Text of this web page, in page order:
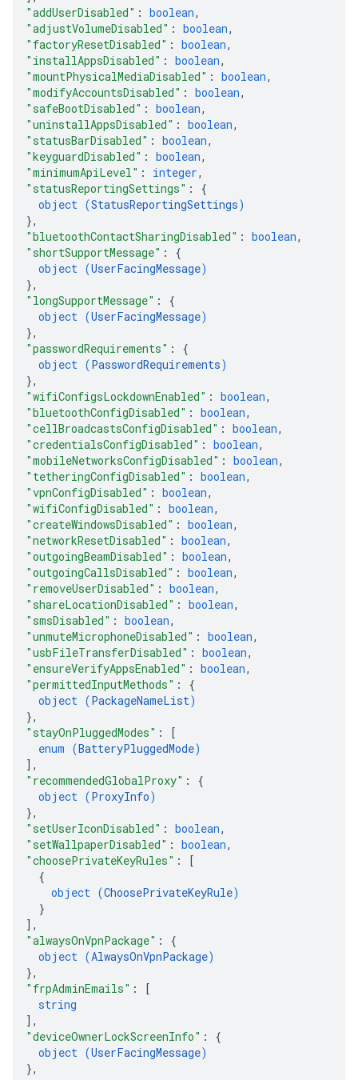
"addUserDisabled" : boolean,
"adjustVolumeDisabled" : boolean,
"factoryResetDisabled" : boolean,
"installAppsDisabled" : boolean,
"mountPhysicalMediaDisabled" : boolean,
"modifyAccountsDisabled" : boolean,
"safeBootDisabled" : boolean,
"uninstallAppsDisabled" : boolean,
"statusBarDisabled" : boolean,
"keyguardDisabled" : boolean,
"minimumApiLevel" : integer,
"statusReportingSettings" : {
object (StatusReportingSettings)
},
"bluetoothContactSharingDisabled" : boolean,
"shortSupportMessage" : {
object (UserFacingMessage)
},
"longSupportMessage" : {
object (UserFacingMessage)
},
"passwordRequirements" : {
object (PasswordRequirements)
},
"wifiConfigsLockdownEnabled" : boolean,
"bluetoothConfigDisabled" : boolean,
"cellBroadcastsConfigDisabled" : boolean,
"credentialsConfigDisabled" : boolean,
"mobileNetworksConfigDisabled" : boolean,
"tetheringConfigDisabled" : boolean,
"vpnConfigDisabled" : boolean,
"wifiConfigDisabled" : boolean,
"createWindowsDisabled" : boolean,
"networkResetDisabled" : boolean,
"outgoingBeamDisabled" : boolean,
"outgoingCallsDisabled" : boolean,
"removeUserDisabled" : boolean,
"shareLocationDisabled" : boolean,
"smsDisabled" : boolean,
"unmuteMicrophoneDisabled" : boolean,
"usbFileTransferDisabled" : boolean,
"ensureVerifyAppsEnabled" : boolean,
"permittedInputMethods" : {
object (PackageNameList)
},
"stayOnPluggedModes" :
[
enum (BatteryPluggedMode)
] ,
"recommendedGlobalProxy" : {
object (ProxyInfo)
},
"setUserIconDisabled" : boolean,
"setWallpaperDisabled" : boolean,
"choosePrivateKeyRules" :
[
{
object (ChoosePrivateKeyRule)
}
] ,
"alwaysOnVpnPackage" : {
object (AlwaysOnVpnPackage)
},
"frpAdminEmails" :
[
string
] ,
"deviceOwnerLockScreenInfo" : {
object (UserFacingMessage)
},